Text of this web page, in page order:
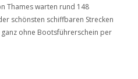
Thames warten rund 148
schönsten schiffbaren Strecken
ohne Bootsführerschein per